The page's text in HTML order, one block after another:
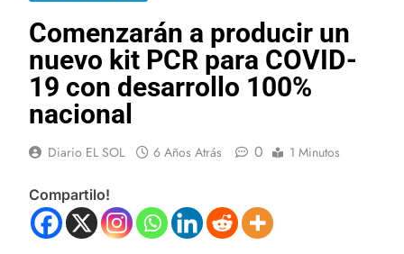
Comenzarán a producir un
nuevo kit PCR para COVID-
19 con desarrollo 100%
nacional
Diario EL SOL 6 Años Atrás 0 1 Minutos
Compartilo!